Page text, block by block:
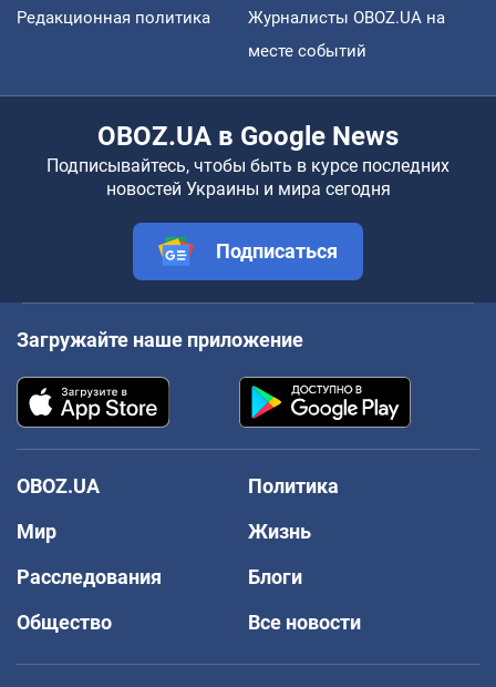
Редакционная политика
Журналисты OBOZ.UA на
месте событий
OBOZ.UA в Google News
Подписывайтесь, чтобы быть в курсе последних
новостей Украины и мира сегодня
Подписаться
Загружайте наше приложение
OBOZ.UA
Политика
Мир
Жизнь
Расследования
Блоги
Общество
Все новости